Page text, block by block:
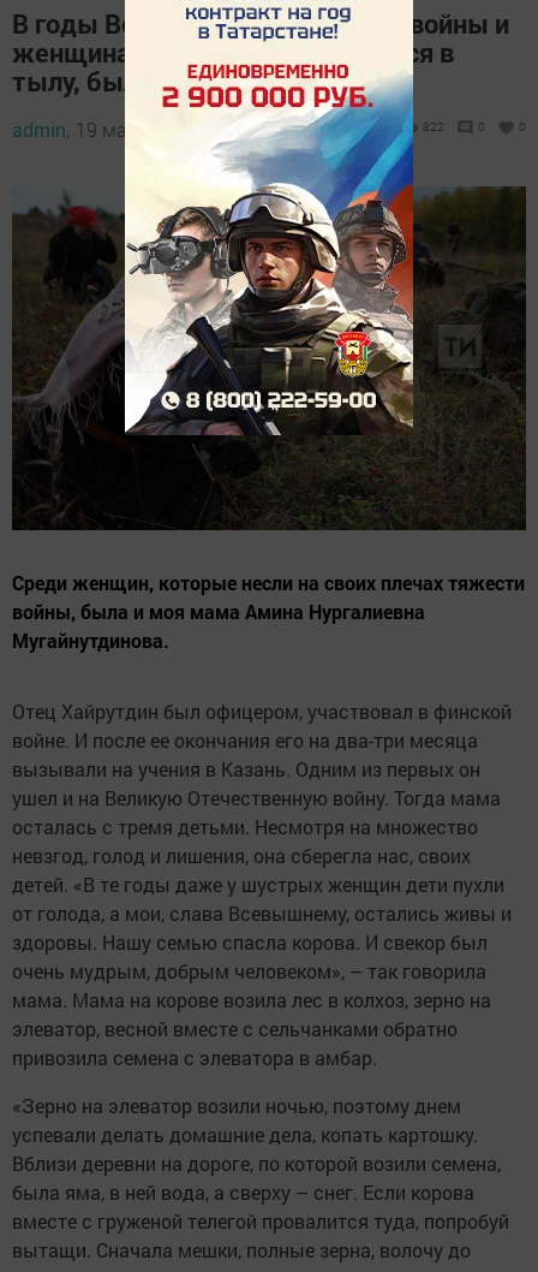
В годы Великой Отечественной войны и
женщинам, и детям, оставшимся в
тылу, было очень тяжело
admin, 19 марта 2024 - 11:17 822 0 0
Среди женщин, которые несли на своих плечах тяжести
войны, была и моя мама Амина Нургалиевна
Мугайнутдинова.
Отец Хайрутдин был офицером, участвовал в финской
войне. И после ее окончания его на два-три месяца
вызывали на учения в Казань. Одним из первых он
ушел и на Великую Отечественную войну. Тогда мама
осталась с тремя детьми. Несмотря на множество
невзгод, голод и лишения, она сберегла нас, своих
детей. «В те годы даже у шустрых женщин дети пухли
от голода, а мои, слава Всевышнему, остались живы и
здоровы. Нашу семью спасла корова. И свекор был
очень мудрым, добрым человеком», – так говорила
мама. Мама на корове возила лес в колхоз, зерно на
элеватор, весной вместе с сельчанками обратно
привозила семена с элеватора в амбар.
«Зерно на элеватор возили ночью, поэтому днем
успевали делать домашние дела, копать картошку.
Вблизи деревни на дороге, по которой возили семена,
была яма, в ней вода, а сверху – снег. Если корова
вместе с груженой телегой провалится туда, попробуй
вытащи. Сначала мешки, полные зерна, волочу до